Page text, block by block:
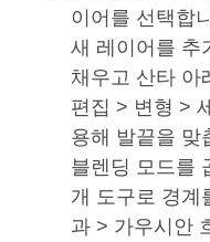
이어를 선택합
새 레이어를 추
채우고 산타 아
편집 > 변형 >
용해 발끝을 맞
블렌딩 모드를
개 도구로 경계
과 > 가우시안